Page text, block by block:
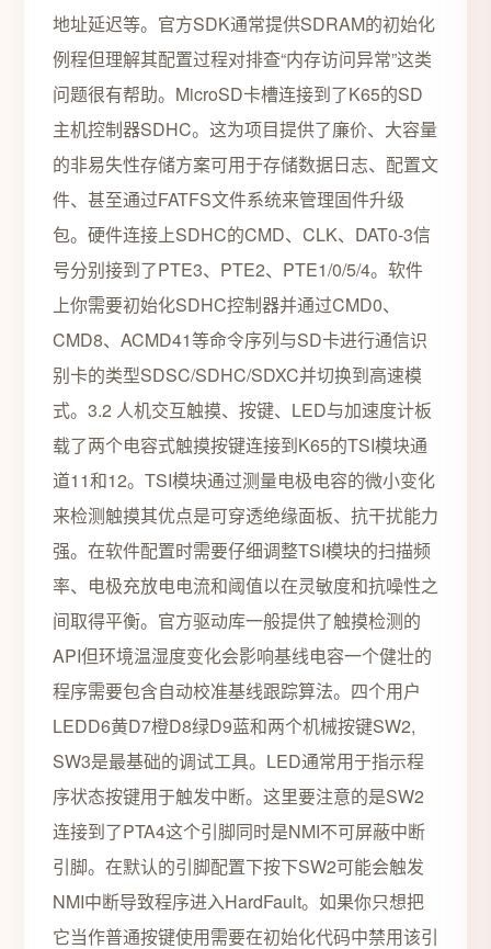
地址延迟等。官方SDK通常提供SDRAM的初始化
例程但理解其配置过程对排查“内存访问异常”这类
问题很有帮助。MicroSD卡槽连接到了K65的SD
主机控制器SDHC。这为项目提供了廉价、大容量
的非易失性存储方案可用于存储数据日志、配置文
件、甚至通过FATFS文件系统来管理固件升级
包。硬件连接上SDHC的CMD、CLK、DAT0-3信
号分别接到了PTE3、PTE2、PTE1/0/5/4。软件
上你需要初始化SDHC控制器并通过CMD0、
CMD8、ACMD41等命令序列与SD卡进行通信识
别卡的类型SDSC/SDHC/SDXC并切换到高速模
式。3.2 人机交互触摸、按键、LED与加速度计板
载了两个电容式触摸按键连接到K65的TSI模块通
道11和12。TSI模块通过测量电极电容的微小变化
来检测触摸其优点是可穿透绝缘面板、抗干扰能力
强。在软件配置时需要仔细调整TSI模块的扫描频
率、电极充放电电流和阈值以在灵敏度和抗噪性之
间取得平衡。官方驱动库一般提供了触摸检测的
API但环境温湿度变化会影响基线电容一个健壮的
程序需要包含自动校准基线跟踪算法。四个用户
LEDD6黄D7橙D8绿D9蓝和两个机械按键SW2,
SW3是最基础的调试工具。LED通常用于指示程
序状态按键用于触发中断。这里要注意的是SW2
连接到了PTA4这个引脚同时是NMI不可屏蔽中断
引脚。在默认的引脚配置下按下SW2可能会触发
NMI中断导致程序进入HardFault。如果你只想把
它当作普通按键使用需要在初始化代码中禁用该引